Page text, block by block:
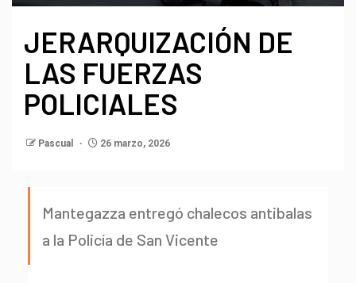
JERARQUIZACIÓN DE
LAS FUERZAS
POLICIALES
Pascual 26 marzo, 2026
Mantegazza entregó chalecos antibalas
a la Policía de San Vicente